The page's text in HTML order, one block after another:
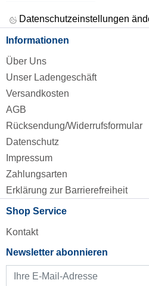
Datenschutzeinstellungen
Informationen
Über Uns
Unser Ladengeschäft
Versandkosten
AGB
Rücksendung/Widerrufsformular
Datenschutz
Impressum
Zahlungsarten
Erklärung zur Barrierefreiheit
Shop Service
Kontakt
Newsletter abonnieren